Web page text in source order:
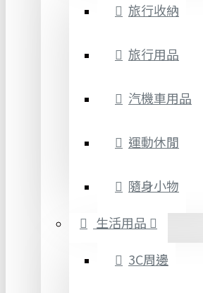
旅行收納
旅行用品
汽機車用品
運動休閒
隨身小物
生活用品
3C周邊